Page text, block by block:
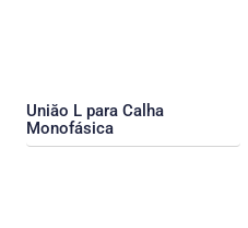
Uniăo L para Calha
Monofásica